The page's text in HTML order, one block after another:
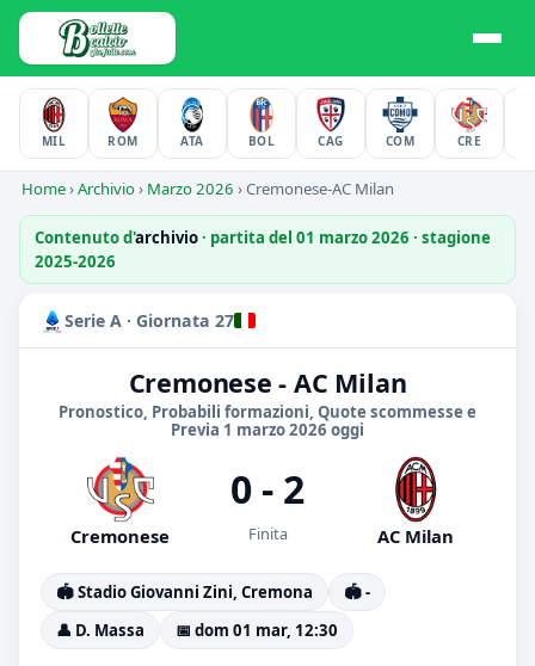
MIL ROM ATA BOL CAG COM CRE
Home›Archivio› Marzo 2026 ›Cremonese-AC Milan
Contenuto d'archivio· partita del 01 marzo 2026 · stagione
2025-2026
Serie A · Giornata 27
Cremonese - AC Milan
Pronostico, Probabili formazioni, Quote scommesse e
Previa 1 marzo 2026 oggi
Cremonese
0 - 2
Finita AC Milan
🏟️ Stadio Giovanni Zini, Cremona
🏟️ -
👤 D. Massa
📅 dom 01 mar, 12:30